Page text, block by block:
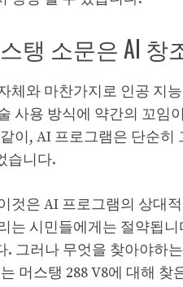
탱 소문은 AI
체와 마찬가지로 인공 지
사용 방식에 약간의 꼬임
이, AI 프로그램은 단순히
습니다.
것은 AI 프로그램의 상대
는 시민들에게는 절약됩
. 그러나 무엇을 찾아야하
머스탱 288 V8에 대해